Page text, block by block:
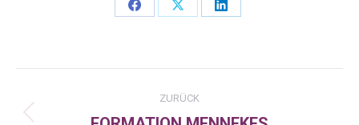
Share
Share
Share
Kommentarnavigation
ZURÜCK
Vorheriger